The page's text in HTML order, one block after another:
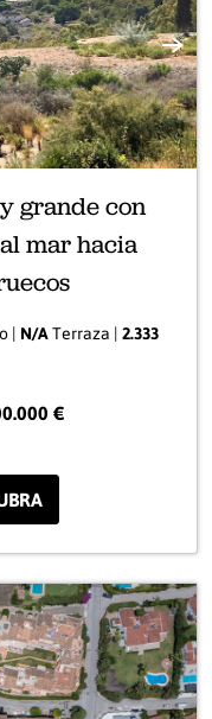
grande con
mar hacia
| N/ATerraza | 2.333
€